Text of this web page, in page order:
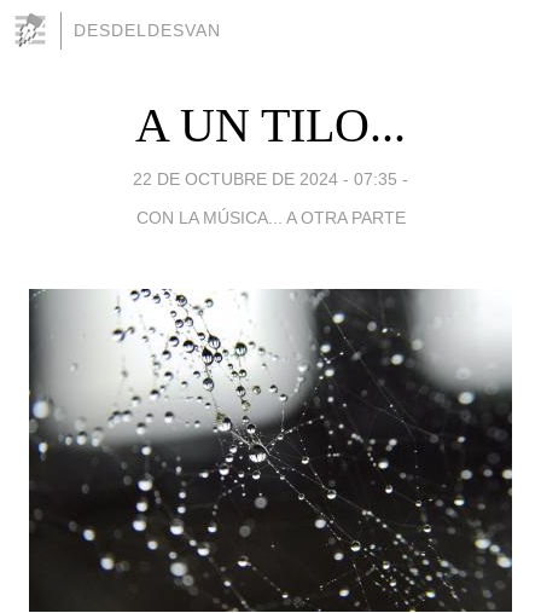
DESDELDESVAN
A UN TILO...
22 DE OCTUBRE DE 2024 - 07:35 -
CON LA MÚSICA... A OTRA PARTE